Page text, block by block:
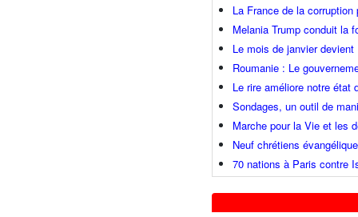
La France de la
Melania Trump conduit la
Le mois de janvier
Roumanie : Le
Le rire améliore notre état
Sondages, un outil de
Marche pour la Vie et les
Neuf chrétiens
70 nations à Paris contre